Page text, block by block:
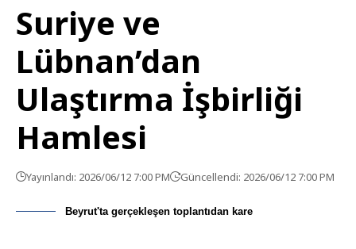
Suriye ve
Lübnan’dan
Ulaştırma İşbirliği
Hamlesi
Yayınlandı: 2026/06/12 7:00 PM Güncellendi: 2026/06/12 7:00 PM
Beyrut'ta gerçekleşen toplantıdan kare